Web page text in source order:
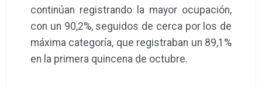
continúan registrando la mayor ocupación,
con un 90,2%, seguidos de cerca por los de
máxima categoría, que registraban un 89,1%
en la primera quincena de octubre.